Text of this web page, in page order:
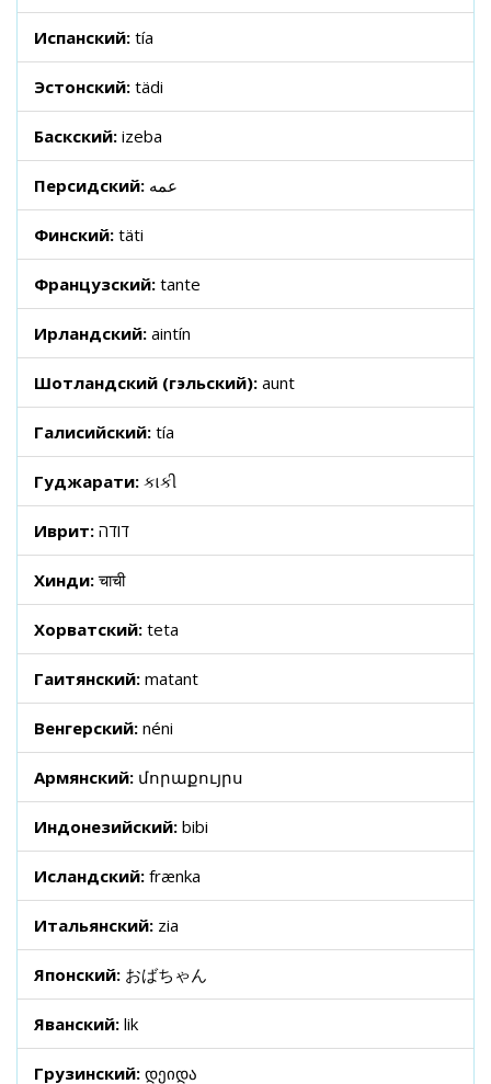
Испанский: tía
Эстонский: tädi
Баскский: izeba
Персидский: عمه
Финский: täti
Французский: tante
Ирландский: aintín
Шотландский (гэльский): aunt
Галисийский: tía
Гуджарати: કાકી
Иврит: דודה
Хинди:चाची
Хорватский: teta
Гаитянский: matant
Венгерский: néni
Армянский: մորաքույրս
Индонезийский: bibi
Исландский: frænka
Итальянский: zia
Японский: おばちゃん
Яванский: lik
Грузинский: დეიდა